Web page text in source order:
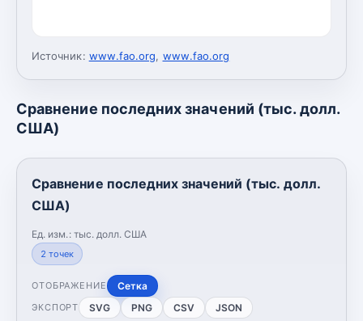
Источник: www.fao.org, www.fao.org
Сравнение последних значений (тыс. долл.
США)
Сравнение последних значений (тыс. долл.
США)
Ед. изм.: тыс. долл. США
2 точек
ОТОБРАЖЕНИЕ Сетка
ЭКСПОРТ SVG PNG CSV JSON